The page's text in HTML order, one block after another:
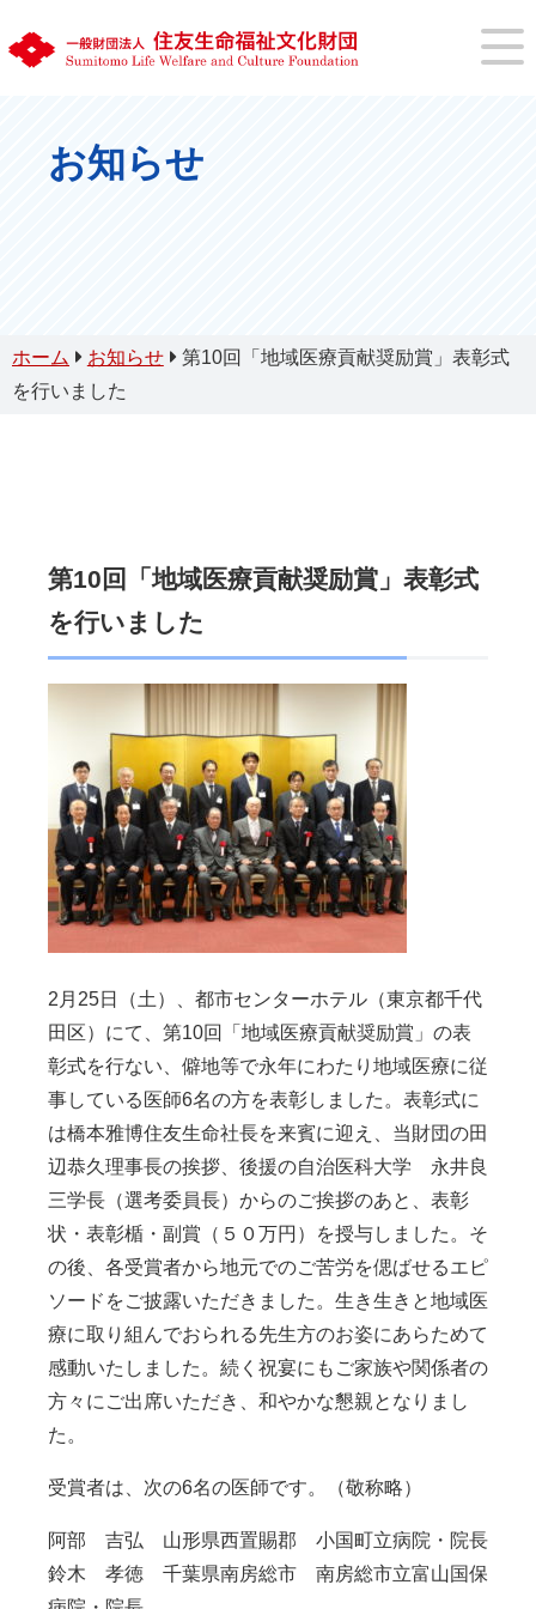
お知らせ
ホーム お知らせ
第10回「地域医療貢献奨励賞」表彰式
を行いました
第10回「地域医療貢献奨励賞」表彰式
を行いました
2月25日（土）、都市センターホテル（東京都千代
田区）にて、第10回「地域医療貢献奨励賞」の表
彰式を行ない、僻地等で永年にわたり地域医療に従
事している医師6名の方を表彰しました。表彰式に
は橋本雅博住友生命社長を来賓に迎え、当財団の田
辺恭久理事長の挨拶、後援の自治医科大学 永井良
三学長（選考委員長）からのご挨拶のあと、表彰
状・表彰楯・副賞（５０万円）を授与しました。そ
の後、各受賞者から地元でのご苦労を偲ばせるエピ
ソードをご披露いただきました。生き生きと地域医
療に取り組んでおられる先生方のお姿にあらためて
感動いたしました。続く祝宴にもご家族や関係者の
方々にご出席いただき、和やかな懇親となりまし
た。
受賞者は、次の6名の医師です。（敬称略）
阿部 吉弘 山形県西置賜郡 小国町立病院・院長
鈴木 孝徳 千葉県南房総市 南房総市立富山国保